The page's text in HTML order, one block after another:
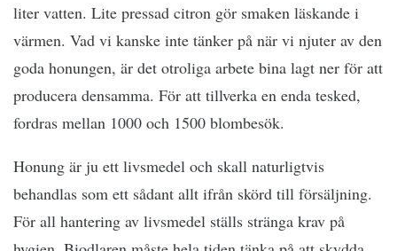
liter vatten. Lite pressad citron gör smaken läskande i
värmen. Vad vi kanske inte tänker på när vi njuter av den
goda honungen, är det otroliga arbete bina lagt ner för att
producera densamma. För att tillverka en enda tesked,
fordras mellan 1000 och 1500 blombesök.
Honung är ju ett livsmedel och skall naturligtvis
behandlas som ett sådant allt ifrån skörd till försäljning.
För all hantering av livsmedel ställs stränga krav på